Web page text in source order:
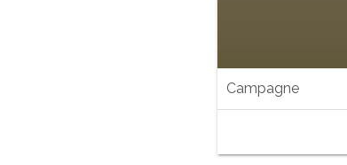
Campagne